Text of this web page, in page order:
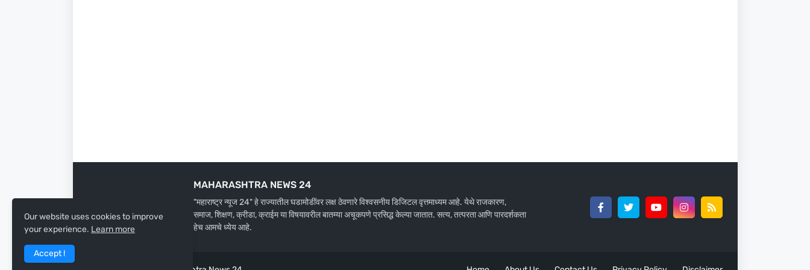
MAHARASHTRA NEWS 24
"महाराष्ट्र न्यूज 24" हे राज्यातील घडामोडींवर लक्ष ठेवणारे विश्वसनीय डिजिटल वृत्तमाध्यम आहे. येथे राजकारण,
समाज, शिक्षण, क्रीडा, क्राईम या विषयावरील बातम्या अचूकपणे प्रसिद्ध केल्या जातात. सत्य, तत्परता आणि पारदर्शकता
हेच आमचे ध्येय आहे.
Our website uses cookies to improve
your experience. Learn more
Accept !